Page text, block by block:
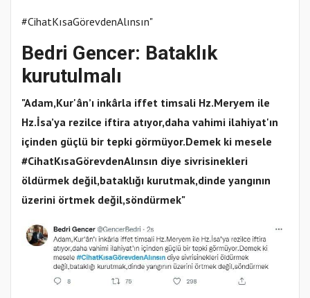
#CihatKısaGörevdenAlınsın"
Bedri Gencer: Bataklık
kurutulmalı
"Adam,Kur'ân’ı inkârla iffet timsali Hz.Meryem ile
Hz.İsa’ya rezilce iftira atıyor,daha vahimi ilahiyat'ın
içinden güçlü bir tepki görmüyor.Demek ki mesele
#CihatKısaGörevdenAlınsın diye sivrisinekleri
öldürmek değil,bataklığı kurutmak,dinde yangının
üzerini örtmek değil,söndürmek"